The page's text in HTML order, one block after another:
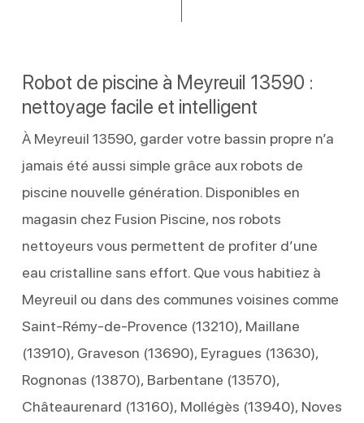
Robot de piscine à Meyreuil 13590 :
nettoyage facile et intelligent
À Meyreuil 13590, garder votre bassin propre n’a
jamais été aussi simple grâce aux robots de
piscine nouvelle génération. Disponibles en
magasin chez Fusion Piscine, nos robots
nettoyeurs vous permettent de profiter d’une
eau cristalline sans effort. Que vous habitiez à
Meyreuil ou dans des communes voisines comme
Saint-Rémy-de-Provence (13210), Maillane
(13910), Graveson (13690), Eyragues (13630),
Rognonas (13870), Barbentane (13570),
Châteaurenard (13160), Mollégès (13940), Noves